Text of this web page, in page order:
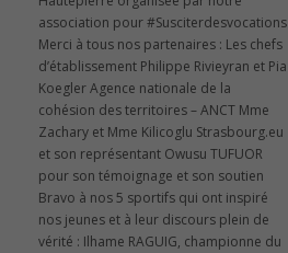
association pour #Susciterdesvocations
Merci à tous nos partenaires : Les chefs
d’établissement Philippe Rivieyran et Pia
Koegler Agence nationale de la
cohésion des territoires – ANCT Mme
Zachary et Mme Kilicoglu Strasbourg.eu
et son représentant Owusu TUFUOR
pour son témoignage et son soutien
Bravo à nos 5 sportifs qui ont inspiré
nos jeunes et à leur discours plein de
vérité : Ilhame RAGUIG, championne du